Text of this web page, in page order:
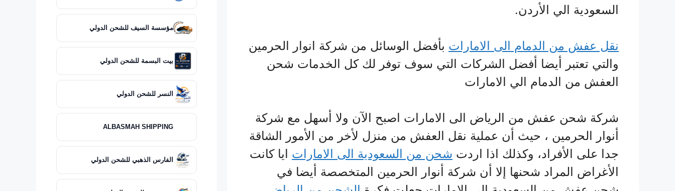
السعودية الي الأردن.
نقل عفش من الدمام الى الامارات بأفضل الوسائل من شركة انوار الحرمين
والتي تعتبر أيضا أفضل الشركات التي سوف توفر لك كل الخدمات شحن
العفش من الدمام الي الامارات
شركة شحن عفش من الرياض الى الامارات اصبح الآن ولا أسهل مع شركة
أنوار الحرمين ، حيث أن عملية نقل العفش من منزل لأخر من الأمور الشاقة
جدا على الأفراد، وكذلك اذا اردت شحن من السعودية الى الامارات ايا كانت
الأغراض المراد شحنها إلا أن شركة أنوار الحرمين المتخصصة أيضا في
مؤسسة السيف للشحن الدولي
بيت البسمة للشحن الدولي
النسر للشحن الدولي
ALBASMAH SHIPPING
الفارس الذهبي للشحن الدولي